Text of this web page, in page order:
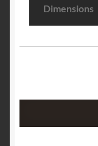
Dimensions